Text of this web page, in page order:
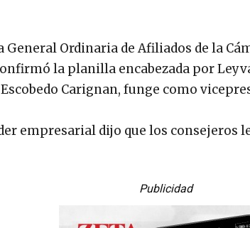
General Ordinaria de Afiliados de la
la planilla encabezada por
Carignan, funge como
empresarial dijo que los consejeros
Publicidad